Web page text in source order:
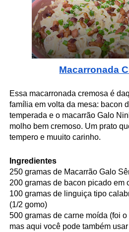
Macarronada
Essa macarronada cremosa é
família em volta da mesa: bacon
temperada e o macarrão Galo
molho bem cremoso. Um prato
tempero e muuito carinho.
Ingredientes
250 gramas de Macarrão Galo
200 gramas de bacon picado em
100 gramas de linguiça tipo
(1/2 gomo)
500 gramas de carne moída (foi
mas aqui você pode também